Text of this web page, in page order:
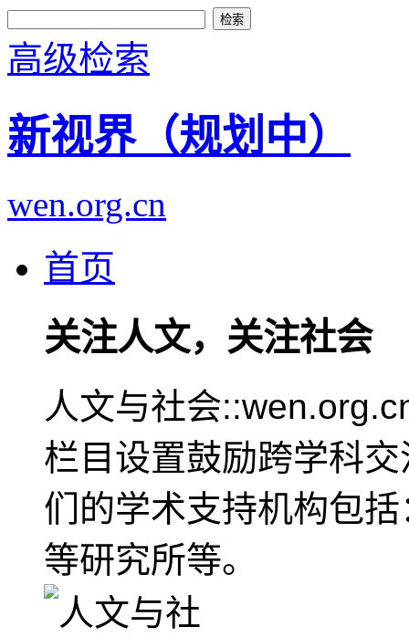
高级检索
新视界（规划中）
wen.org.cn
首页
关注人文，关注社会
人文与社会
栏目设置鼓励跨学科
们的学术支持机构包
等研究所等。